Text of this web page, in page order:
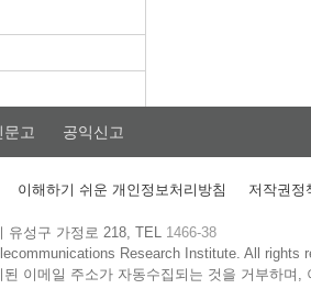
문고 공익신고
이해하기 쉬운 개인정보처리방침 저작권정
유성구 가정로 218, TEL 1466-38
Research Institute.All rights
된 이메일 주소가 자동수집되는 것을 거부하며